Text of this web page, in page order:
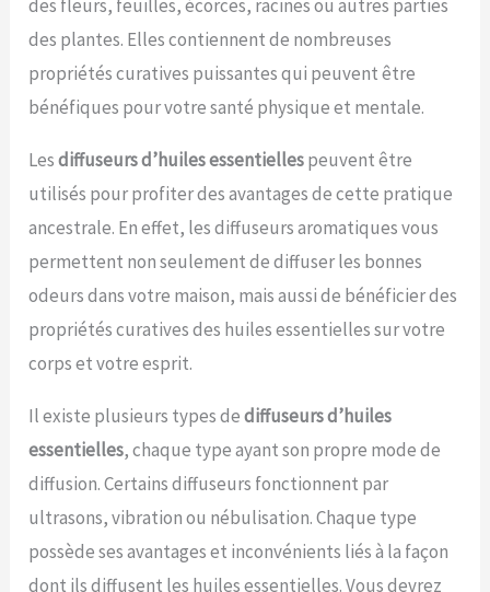
des fleurs, feuilles, écorces, racines ou autres parties
des plantes. Elles contiennent de nombreuses
propriétés curatives puissantes qui peuvent être
bénéfiques pour votre santé physique et mentale.
Lesdiffuseurs d’huiles essentiellespeuvent être
utilisés pour profiter des avantages de cette pratique
ancestrale. En effet, les diffuseurs aromatiques vous
permettent non seulement de diffuser les bonnes
odeurs dans votre maison, mais aussi de bénéficier des
propriétés curatives des huiles essentielles sur votre
corps et votre esprit.
Il existe plusieurs types dediffuseurs d’huiles
essentielles, chaque type ayant son propre mode de
diffusion. Certains diffuseurs fonctionnent par
ultrasons, vibration ou nébulisation. Chaque type
possède ses avantages et inconvénients liés à la façon
dont ils diffusent les huiles essentielles. Vous devrez